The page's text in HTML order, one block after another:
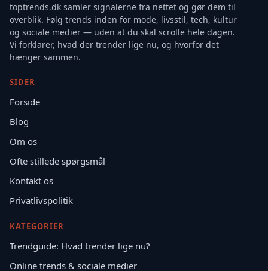
toptrends.dk samler signalerne fra nettet og gør dem til
overblik. Følg trends inden for mode, livsstil, tech, kultur
og sociale medier — uden at du skal scrolle hele dagen.
Vi forklarer, hvad der trender lige nu, og hvorfor det
hænger sammen.
SIDER
Forside
Blog
Om os
Ofte stillede spørgsmål
Kontakt os
Privatlivspolitik
KATEGORIER
Trendguide: Hvad trender lige nu?
Online trends & sociale medier